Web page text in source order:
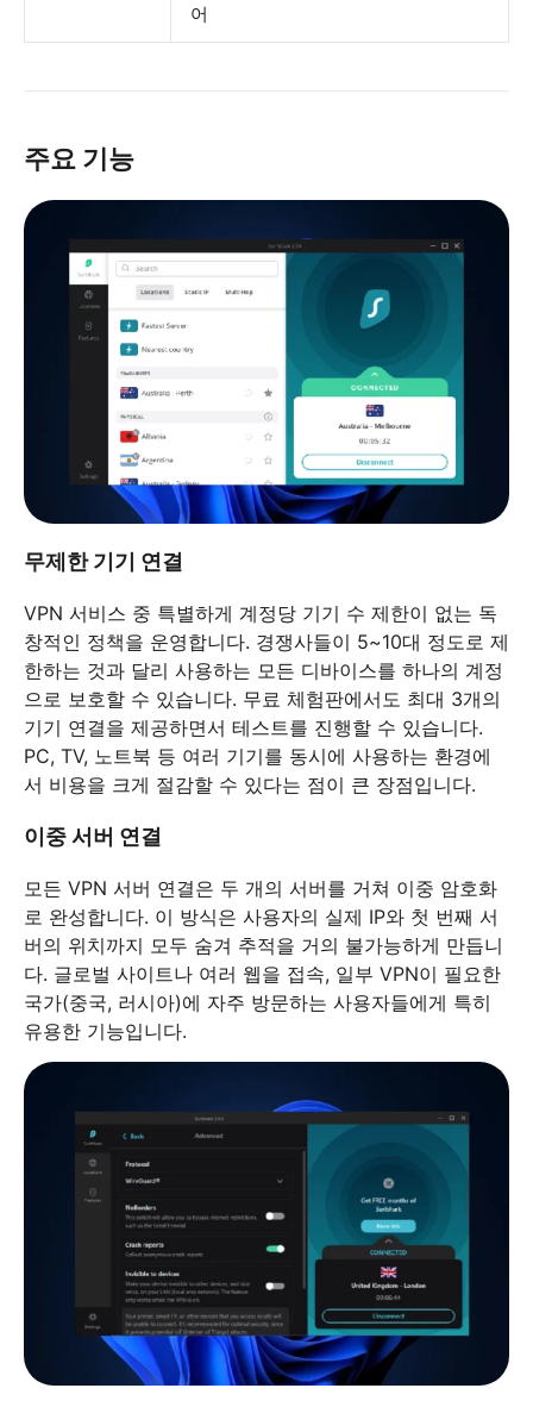
어
주요 기능
무제한 기기 연결
VPN 서비스 중 특별하게 계정당 기기 수 제한이 없는 독
창적인 정책을 운영합니다. 경쟁사들이 5~10대 정도로 제
한하는 것과 달리 사용하는 모든 디바이스를 하나의 계정
으로 보호할 수 있습니다. 무료 체험판에서도 최대 3개의
기기 연결을 제공하면서 테스트를 진행할 수 있습니다.
PC, TV, 노트북 등 여러 기기를 동시에 사용하는 환경에
서 비용을 크게 절감할 수 있다는 점이 큰 장점입니다.
이중 서버 연결
모든 VPN 서버 연결은 두 개의 서버를 거쳐 이중 암호화
로 완성합니다. 이 방식은 사용자의 실제 IP와 첫 번째 서
버의 위치까지 모두 숨겨 추적을 거의 불가능하게 만듭니
다. 글로벌 사이트나 여러 웹을 접속, 일부 VPN이 필요한
국가(중국, 러시아)에 자주 방문하는 사용자들에게 특히
유용한 기능입니다.